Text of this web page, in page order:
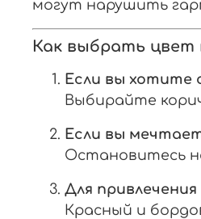
могут нарушить
Как выбрать цвет
Если вы хотите
Выбирайте
Если вы
Остановитесь
Для
Красный и